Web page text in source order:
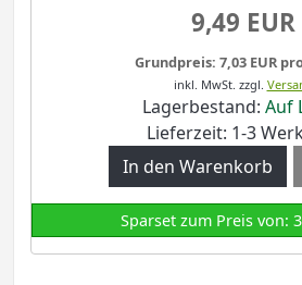
9,49 EUR
Grundpreis: 7,03 EUR
inkl. MwSt. zzgl.
Lagerbestand: Auf
Lieferzeit: 1-3
Sparset zum Preis von: